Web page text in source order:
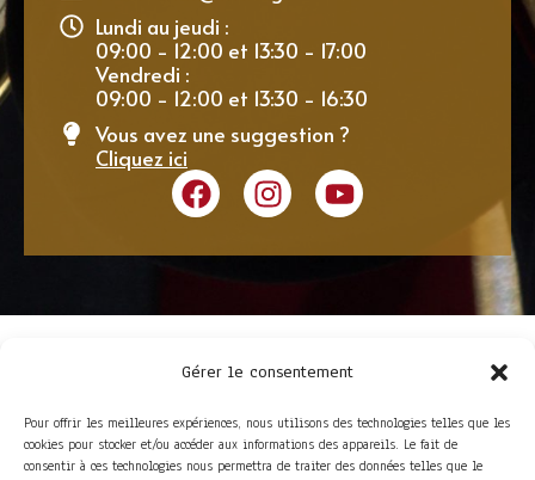
Gérer le consentement
Pour offrir les meilleures expériences, nous utilisons des technologies telles que les
cookies pour stocker et/ou accéder aux informations des appareils. Le fait de
consentir à ces technologies nous permettra de traiter des données telles que le
Lundi au jeudi :
09:00 - 12:00 et 13:30 - 17:00
Vendredi :
09:00 - 12:00 et 13:30 - 16:30
Vous avez une suggestion ?
Cliquez ici